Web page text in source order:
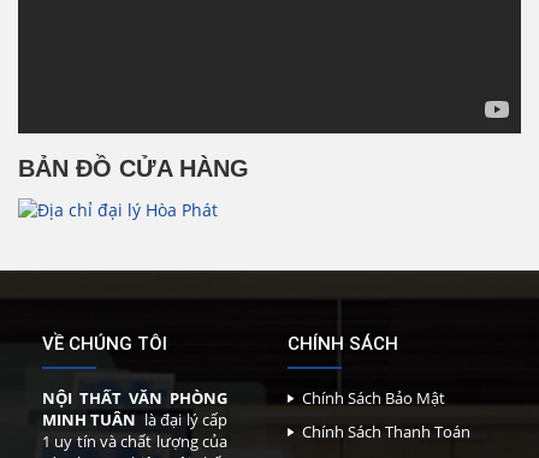
BẢN ĐỒ CỬA HÀNG
VỀ CHÚNG TÔI
NỘI THẤT VĂN PHÒNG
MINH TUÂN là đại lý cấp
1 uy tín và chất lượng của
CHÍNH SÁCH
Chính Sách Bảo Mật
Chính Sách Thanh Toán